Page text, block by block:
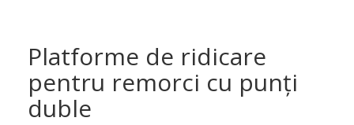
Platforme de ridicare
pentru remorci cu punţi
duble